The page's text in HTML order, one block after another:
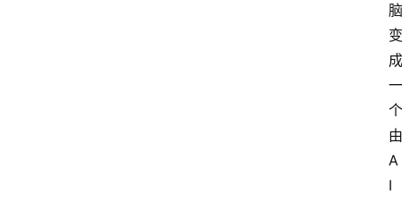
脑
变
成
一
个
由
A
I